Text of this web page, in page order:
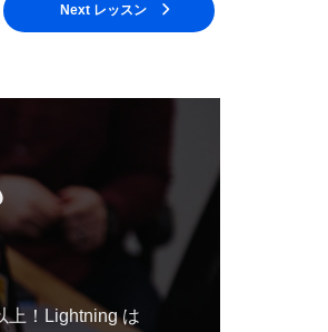
Next レッスン
上！Lightning は